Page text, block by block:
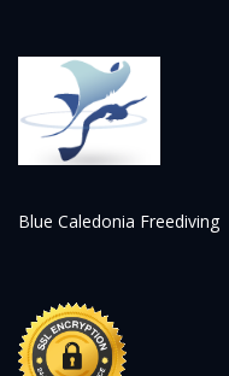
Blue Caledonia Freediving